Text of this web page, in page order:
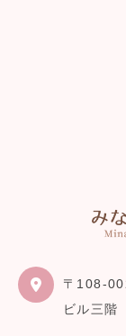
〒108-
ビル三階